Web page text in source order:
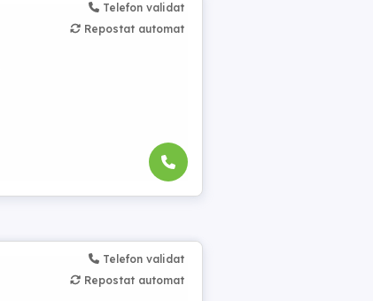
Telefon validat
Repostat automat
Telefon validat
Repostat automat